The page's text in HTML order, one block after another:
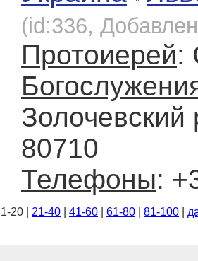
(id:336,
Протоиерей:
Золочевский
80710
Телефоны:
1-20 | 21-40 41-60 61-80 81-100